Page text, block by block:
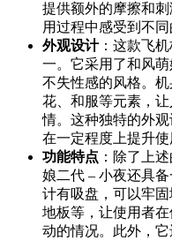
提供额外的摩擦和
用过程中感受到不
外观设计：这款飞
一。它采用了和风
不失性感的风格。
花、和服等元素，
情。这种独特的外
在一定程度上提升使
功能特点 ：除了上
娘二代 – 小夜还具
计有吸盘，可以牢固
地板等，让使用者
动的情况。此外，